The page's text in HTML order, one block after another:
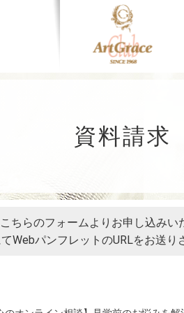
資料請求
こちらのフォームよりお申し込みい
WebパンフレットのURLをお送り